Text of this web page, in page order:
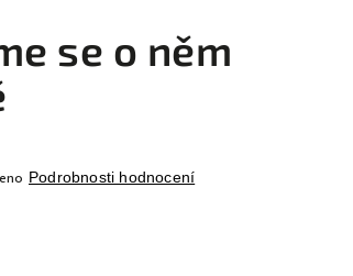
se o něm
Podrobnosti hodnocení